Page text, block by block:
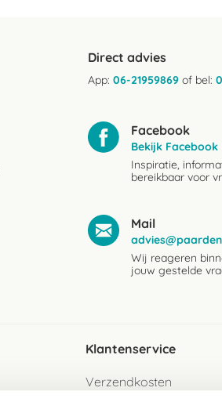
Direct advies
App: 06-21959869 of bel:
Facebook
Bekijk Facebook
Inspiratie,
bereikbaar voor
Mail
Wij reageren
jouw gestelde
Klantenservice
Verzendkosten